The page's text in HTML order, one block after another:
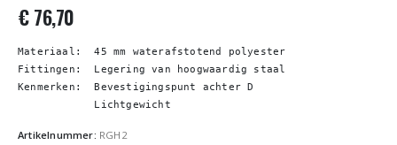
€76,70
Materiaal:  45 mm waterafstotend polyester
Fittingen:  Legering van hoogwaardig staal
Kenmerken: Bevestigingspunt achter D
            Lichtgewicht
Artikelnummer: RGH2